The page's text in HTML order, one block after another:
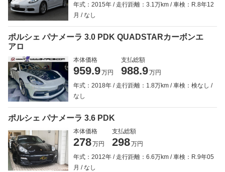
年式：2015年
走行距離：3.1万km
車検：R.8年12
月
なし
ポルシェ パナメーラ 3.0 PDK QUADSTARカーボンエ
アロ
本体価格
959.9万円
支払総額
988.9万円
年式：2018年
走行距離：1.8万km
車検：検なし
なし
ポルシェ パナメーラ 3.6 PDK
本体価格
278万円
支払総額
298万円
年式：2012年
走行距離：6.6万km
車検：R.9年05
月
なし